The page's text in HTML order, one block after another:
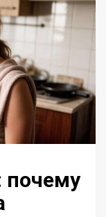
почему